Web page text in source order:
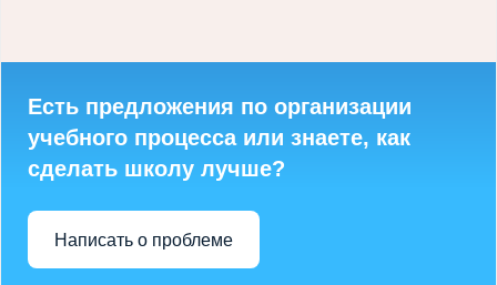
Есть предложения по организации
учебного процесса или знаете, как
сделать школу лучше?
Написать о проблеме